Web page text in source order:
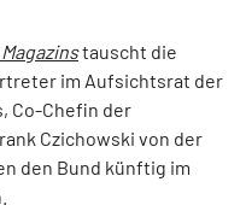
tauscht die
im Aufsichtsrat der
Co-Chefin der
Czichowski von der
den Bund künftig im